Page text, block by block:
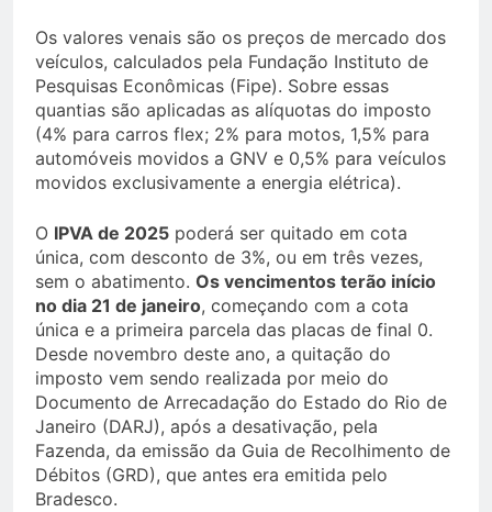
Os valores venais são os preços de mercado dos
veículos, calculados pela Fundação Instituto de
Pesquisas Econômicas (Fipe). Sobre essas
quantias são aplicadas as alíquotas do imposto
(4% para carros flex; 2% para motos, 1,5% para
automóveis movidos a GNV e 0,5% para veículos
movidos exclusivamente a energia elétrica).
O IPVA de 2025 poderá ser quitado em cota
única, com desconto de 3%, ou em três vezes,
sem o abatimento. Os vencimentos terão início
no dia 21 de janeiro, começando com a cota
única e a primeira parcela das placas de final 0.
Desde novembro deste ano, a quitação do
imposto vem sendo realizada por meio do
Documento de Arrecadação do Estado do Rio de
Janeiro (DARJ), após a desativação, pela
Fazenda, da emissão da Guia de Recolhimento de
Débitos (GRD), que antes era emitida pelo
Bradesco.